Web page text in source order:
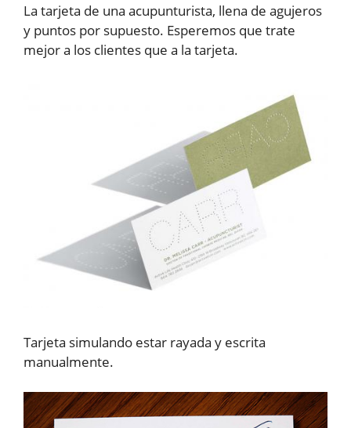
La tarjeta de una acupunturista, llena de agujeros
y puntos por supuesto. Esperemos que trate
mejor a los clientes que a la tarjeta.
Tarjeta simulando estar rayada y escrita
manualmente.